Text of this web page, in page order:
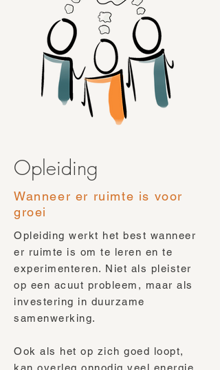
Opleiding
Wanneer er ruimte is voor
groei
Opleiding werkt het best wanneer
er ruimte is om te leren en te
experimenteren. Niet als pleister
op een acuut probleem, maar als
investering in duurzame
samenwerking.
Ook als het op zich goed loopt,
kan overleg onnodig veel energie